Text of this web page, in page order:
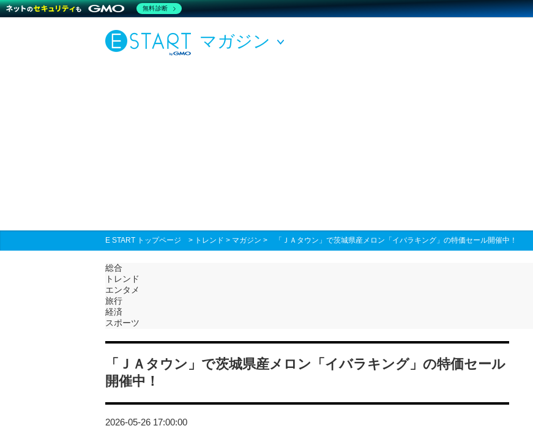
マガジン
E START トップページ > トレンド > マガジン > 「ＪＡタウン」で茨城県産メロン「イバラキング」の特価セール開催中！
総合
トレンド
エンタメ
旅行
経済
スポーツ
「ＪＡタウン」で茨城県産メロン「イバラキング」の特価セール
開催中！
2026-05-26 17:00:00
無料診断